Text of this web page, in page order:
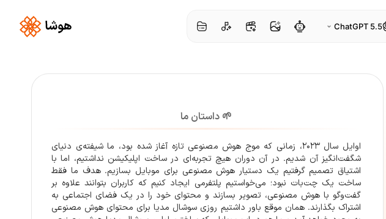
ChatGPT 5.5
🌱 داستان ما
اوایل سال ۲۰۲۳، زمانی که موج هوش مصنوعی تازه آغاز شده بود، ما شیفته‌ی دنیای
شگفت‌انگیز آن شدیم. در آن دوران هیچ تجربه‌ای در ساخت اپلیکیشن نداشتیم، اما با
اشتیاق تصمیم گرفتیم یک دستیار هوش مصنوعی برای موبایل بسازیم. هدف ما فقط
ساخت یک چت‌بات نبود؛ می‌خواستیم پلتفرمی ایجاد کنیم که کاربران بتوانند علاوه بر
گفت‌وگو با هوش مصنوعی، تصویر بسازند و محتوای خود را در یک فضای اجتماعی به
اشتراک بگذارند. همان موقع باور داشتیم روزی سوشال مدیا برای محتوای هوش مصنوعی